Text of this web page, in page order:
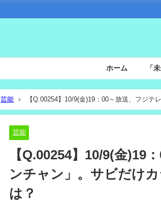
ホーム 「
芸能
【Q.00254】10/9(金)19：00～放送、フジ
芸能
【Q.00254】10/9(金)19
ンチャン」。サビだけ
は？